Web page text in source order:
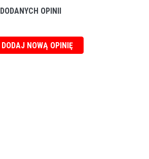
DODANYCH OPINII
DODAJ NOWĄ OPINIĘ